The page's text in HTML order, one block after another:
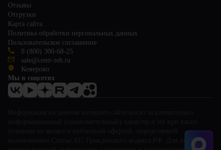
Отзывы
Отгрузки
Карта сайта
Политика обработки персональных данных
Пользовательское соглашение
8 (800) 300-68-25
sale@centr-teh.ru
Кемерово
Мы в соцсетях
положениями Статьи 437 Гражданского кодекса РФ. Для получения